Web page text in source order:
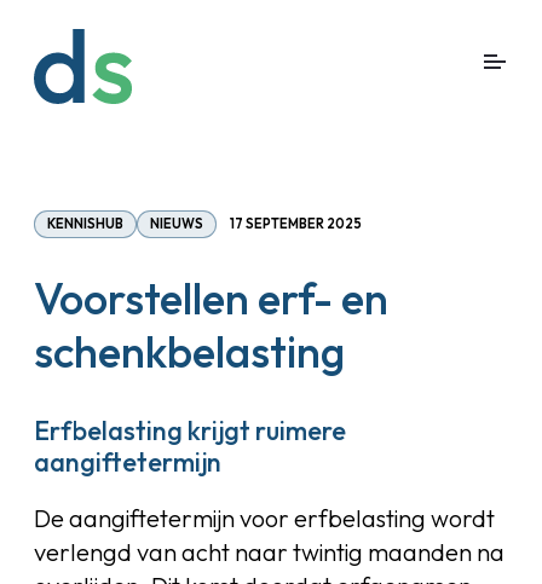
KENNISHUB NIEUWS 17 SEPTEMBER 2025
Voorstellen erf- en
schenkbelasting
Erfbelasting krijgt ruimere
aangiftetermijn
De aangiftetermijn voor erfbelasting wordt
verlengd van acht naar twintig maanden na